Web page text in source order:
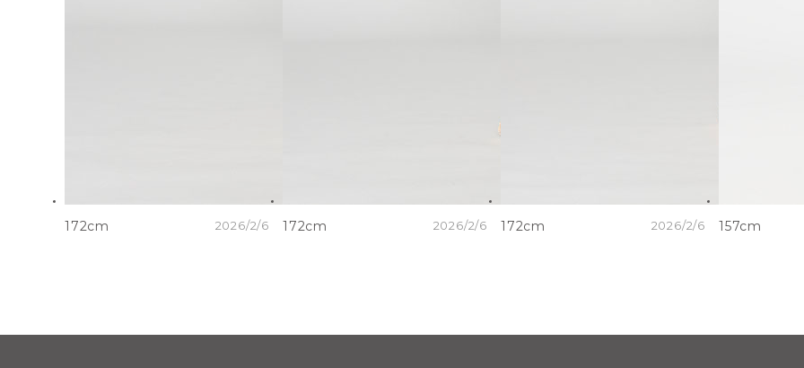
172cm 2026/2/6 172cm 2026/2/6 172cm 2026/2/6 157cm